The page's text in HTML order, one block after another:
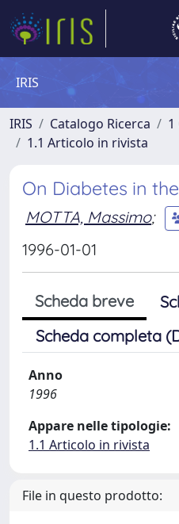
IRIS
IRIS Catalogo Ricerca
1
1.1 Articolo in rivista
On Diabetes in
MOTTA, Massimo;
1996-01-01
Scheda breve
Scheda completa
Anno
1996
Appare nelle tipologie:
1.1 Articolo in rivista
File in questo prodotto: